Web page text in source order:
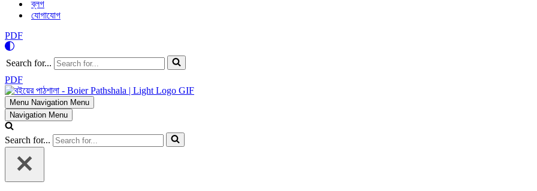
ব্লগ
যোগাযোগ
PDF
Search for...
PDF
Menu Navigation Menu
Navigation Menu
Search for...